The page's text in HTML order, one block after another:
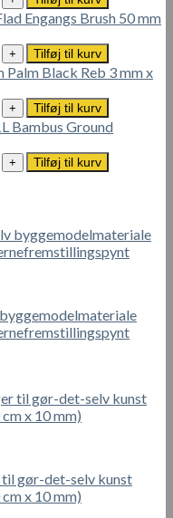
Engangs Brush 50 mm
Tilføj til kurv
Palm Black Reb 3 mm x
Tilføj til kurv
Bambus Ground
Tilføj til kurv
gør-det-selv kunst
x 10 mm)